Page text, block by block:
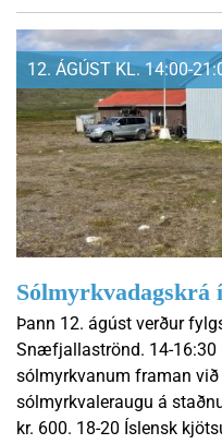
Sólmyrkvadagskrá
12. ÁGÚST KL. 14:00-
Þann 12. ágúst verður
Snæfjallaströnd. 14-16:30
sólmyrkvanum framan
sólmyrkvaleraugu á
kr. 600. 18-20 Íslensk